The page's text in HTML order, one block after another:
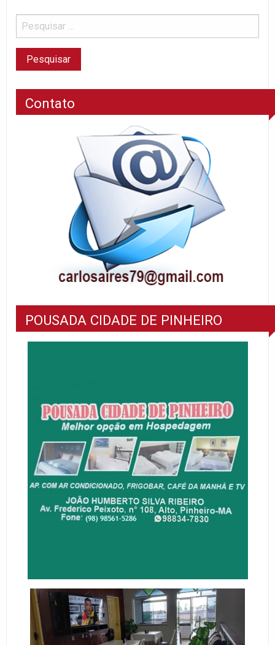
Contato
POUSADA CIDADE DE PINHEIRO